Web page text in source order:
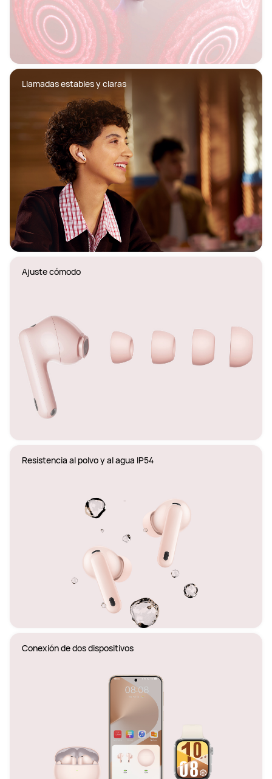
Llamadas estables y claras
Ajuste cómodo
Resistencia al polvo y al agua IP54
Conexión de dos dispositivos